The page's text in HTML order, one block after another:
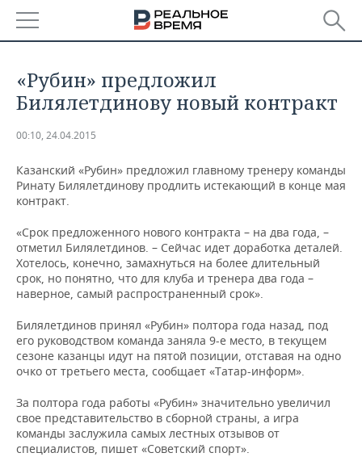
БАШКОРТОСТАН
ТАТАРСТАН
УДМУРТИЯ
НОВОСТИ
АНАЛИТИКА
НОВОСТИ АНАЛИТИКИ
ДЕКЛАРАЦИИ О ДОХОДАХ
КОРОЛИ ГОСЗАКАЗА ПФО
ВУЗЫ ТАТАРСТАНА
КОМУ ПРИНАДЛЕЖАТ
ТОРГОВЫЕ ЦЕНТРЫ
ТАТАРСТАНА
ЭКОНОМИКА
НОВОСТИ ЭКОНОМИКИ
ФИНАНСЫ
БАНКИ
БЮДЖЕТ
ИНВЕСТИЦИИ
ПРОМЫШЛЕННОСТЬ
НОВОСТИ
ПРОМЫШЛЕННОСТИ
АГРОПРОМ
МАШИНОСТРОЕНИЕ
НЕФТЕХИМИЯ
НЕФТЬ
ОПК
НЕДВИЖИМОСТЬ
НОВОСТИ НЕДВИЖИМОСТИ
АВТО
НОВОСТИ АВТО
БИЗНЕС
НОВОСТИ БИЗНЕСА
ТРАНСПОРТ
ТЕХНОЛОГИИ
IT
НОВОСТИ МЕРОПРИЯТИЙ
СПОРТ
«Рубин» предложил
Билялетдинову новый контракт
00:10, 24.04.2015
Казанский «Рубин» предложил главному тренеру команды
Ринату Билялетдинову продлить истекающий в конце мая
контракт.
«Срок предложенного нового контракта – на два года, –
отметил Билялетдинов. – Сейчас идет доработка деталей.
Хотелось, конечно, замахнуться на более длительный
срок, но понятно, что для клуба и тренера два года –
наверное, самый распространенный срок».
Билялетдинов принял «Рубин» полтора года назад, под
его руководством команда заняла 9-е место, в текущем
сезоне казанцы идут на пятой позиции, отставая на одно
очко от третьего места, сообщает «Татар-информ».
За полтора года работы «Рубин» значительно увеличил
свое представительство в сборной страны, а игра
команды заслужила самых лестных отзывов от
специалистов, пишет «Советский спорт».